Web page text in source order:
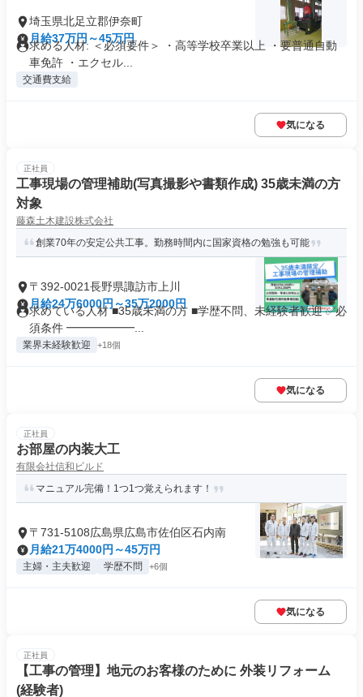
埼玉県北足立郡伊奈町
月給37万円～45万円
求める人材: ＜必須要件＞ ・高等学校卒業以上 ・要普通自動
車免許 ・エクセル...
交通費支給
気になる
正社員
工事現場の管理補助(写真撮影や書類作成) 35歳未満の方
対象
藤森土木建設株式会社
創業70年の安定公共工事。勤務時間内に国家資格の勉強も可能
〒392-0021長野県諏訪市上川
月給24万6000円～35万2000円
求めている人材 ■35歳未満の方 ■学歴不問、未経験者歓迎 ✅必
須条件 ━━━━━━...
業界未経験歓迎 +18個
気になる
正社員
お部屋の内装大工
有限会社信和ビルド
マニュアル完備！1つ1つ覚えられます！
〒731-5108広島県広島市佐伯区石内南
月給21万4000円～45万円
主婦・主夫歓迎 学歴不問 +6個
気になる
正社員
【工事の管理】地元のお客様のために 外装リフォーム
(経験者)